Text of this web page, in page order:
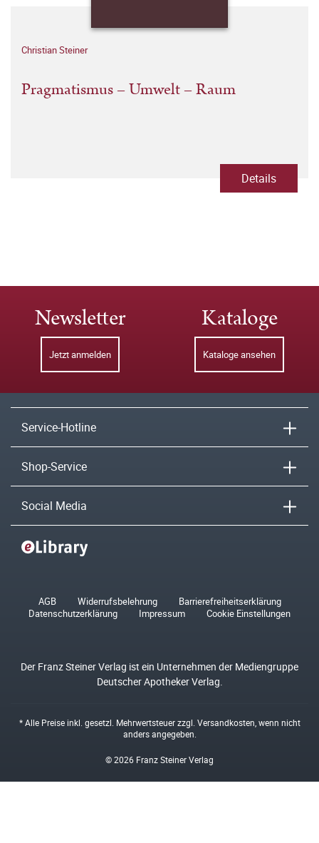
Christian Steiner
Pragmatismus – Umwelt – Raum
Details
Newsletter
Jetzt anmelden
Kataloge
Kataloge ansehen
Service-Hotline
Shop-Service
Social Media
AGB Widerrufsbelehrung
Barrierefreiheitserklärung
Datenschutzerklärung
Impressum Cookie Einstellungen
Der Franz Steiner Verlag ist ein Unternehmen der Mediengruppe
Deutscher Apotheker Verlag.
* Alle Preise inkl. gesetzl. Mehrwertsteuer zzgl. Versandkosten , wenn nicht
anders angegeben.
© 2026 Franz Steiner Verlag